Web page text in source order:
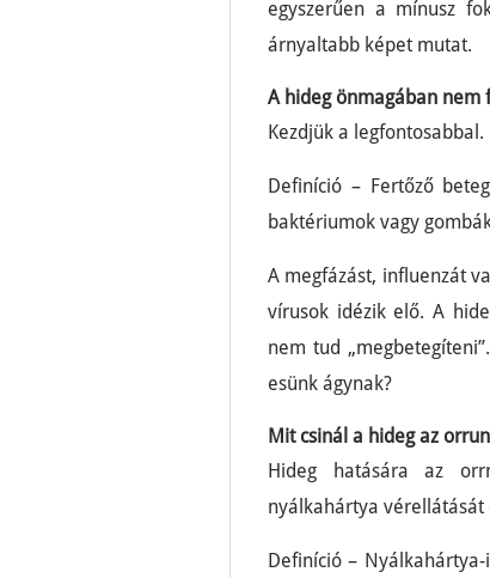
egyszerűen a mínusz
árnyaltabb képet mutat.
A hideg önmagában nem
Kezdjük a legfontosabbal.
Definíció – Fertőző
baktériumok vagy
A megfázást, influenzát
vírusok idézik elő. A
nem tud
esünk ágynak?
Mit csinál a hideg az
Hideg hatására az
nyálkahártya
Definíció –